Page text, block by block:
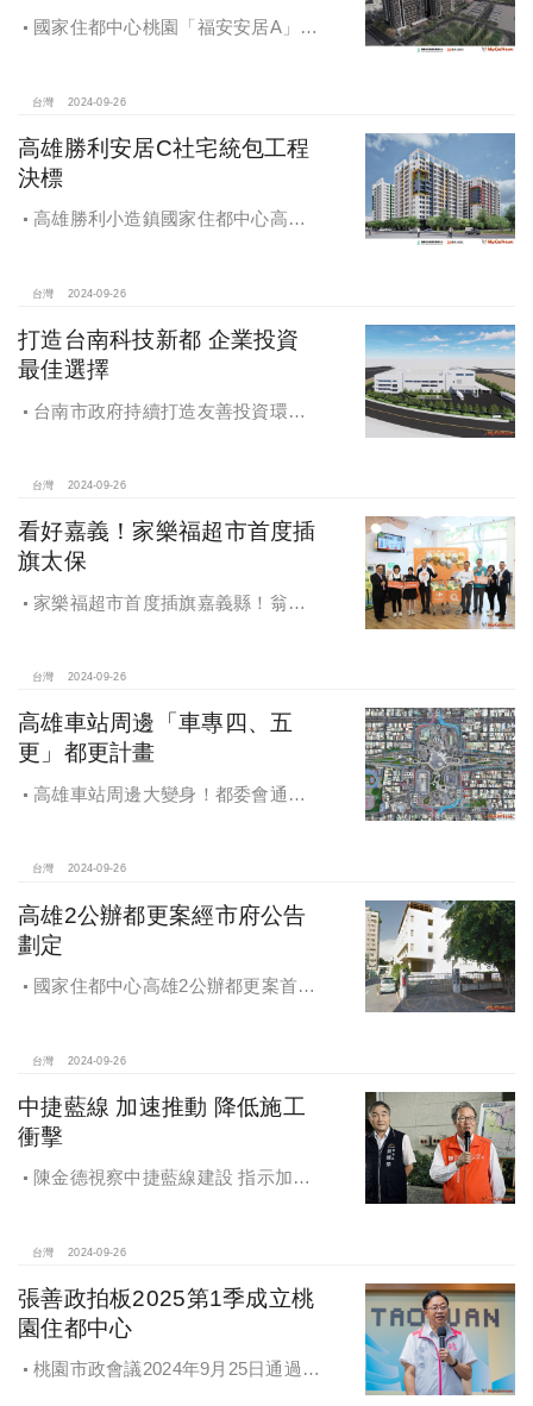
國家住都中心桃園「福安安居A」社
台灣 2024-09-26
高雄勝利安居C社宅統包工程
決標
高雄勝利小造鎮國家住都中心高雄
台灣 2024-09-26
打造台南科技新都 企業投資
最佳選擇
台南市政府持續打造友善投資環
超過5萬個就業機會
台灣 2024-09-26
看好嘉義！家樂福超市首度插
旗太保
家樂福超市首度插旗嘉義縣！翁章
台灣 2024-09-26
高雄車站周邊「車專四、五
更」都更計畫
高雄車站周邊大變身！都委會通過
台灣 2024-09-26
高雄2公辦都更案經市府公告
劃定
國家住都中心高雄2公辦都更案首度
台灣 2024-09-26
中捷藍線 加速推動 降低施工
衝擊
陳金德視察中捷藍線建設 指示加速
台灣 2024-09-26
張善政拍板2025第1季成立桃
園住都中心
桃園市政會議2024年9月25日通過